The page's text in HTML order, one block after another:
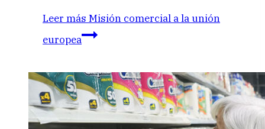
Leer más Misión comercial a la unión
europea